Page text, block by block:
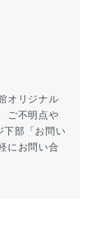
オリジナル
ご不明点や
下部「お問い
にお問い合